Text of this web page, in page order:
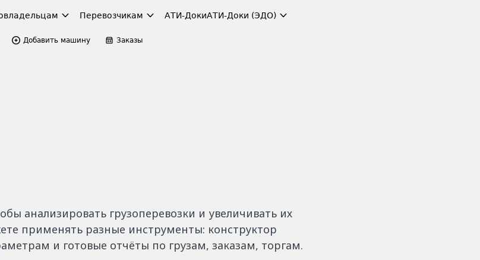
Перевозчикам АТИ-ДокиАТИ-Доки (ЭДО)
Добавить машину Заказы
анализировать грузоперевозки и увеличивать их
применять разные инструменты: конструктор
и готовые отчёты по грузам, заказам, торгам.